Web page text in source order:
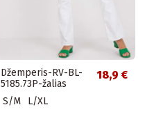
Džemperis-RV-BL-
5185.73P-žalias
18,9 €
S/M L/XL